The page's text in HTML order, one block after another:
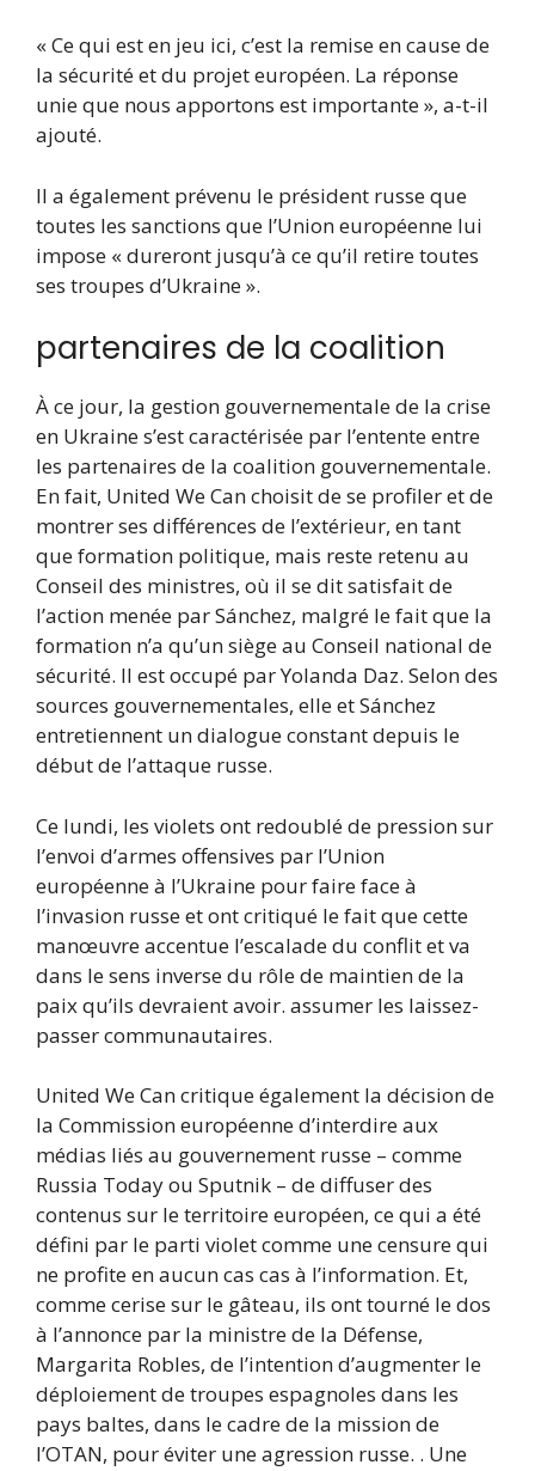
« Ce qui est en jeu ici, c’est la remise en cause de
la sécurité et du projet européen. La réponse
unie que nous apportons est importante », a-t-il
ajouté.
Il a également prévenu le président russe que
toutes les sanctions que l’Union européenne lui
impose « dureront jusqu’à ce qu’il retire toutes
ses troupes d’Ukraine ».
partenaires de la coalition
À ce jour, la gestion gouvernementale de la crise
en Ukraine s’est caractérisée par l’entente entre
les partenaires de la coalition gouvernementale.
En fait, United We Can choisit de se profiler et de
montrer ses différences de l’extérieur, en tant
que formation politique, mais reste retenu au
Conseil des ministres, où il se dit satisfait de
l’action menée par Sánchez, malgré le fait que la
formation n’a qu’un siège au Conseil national de
sécurité. Il est occupé par Yolanda Daz. Selon des
sources gouvernementales, elle et Sánchez
entretiennent un dialogue constant depuis le
début de l’attaque russe.
Ce lundi, les violets ont redoublé de pression sur
l’envoi d’armes offensives par l’Union
européenne à l’Ukraine pour faire face à
l’invasion russe et ont critiqué le fait que cette
manœuvre accentue l’escalade du conflit et va
dans le sens inverse du rôle de maintien de la
paix qu’ils devraient avoir. assumer les laissez-
passer communautaires.
United We Can critique également la décision de
la Commission européenne d’interdire aux
médias liés au gouvernement russe – comme
Russia Today ou Sputnik – de diffuser des
contenus sur le territoire européen, ce qui a été
défini par le parti violet comme une censure qui
ne profite en aucun cas cas à l’information. Et,
comme cerise sur le gâteau, ils ont tourné le dos
à l’annonce par la ministre de la Défense,
Margarita Robles, de l’intention d’augmenter le
déploiement de troupes espagnoles dans les
pays baltes, dans le cadre de la mission de
l’OTAN, pour éviter une agression russe. . Une